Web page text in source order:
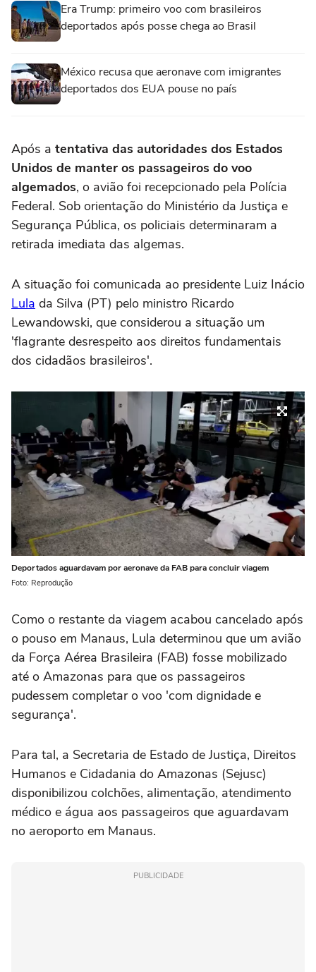
Era Trump: primeiro voo com brasileiros
deportados após posse chega ao Brasil
México recusa que aeronave com imigrantes
deportados dos EUA pouse no país
Após a tentativa das autoridades dos Estados
Unidos de manter os passageiros do voo
algemados, o avião foi recepcionado pela Polícia
Federal. Sob orientação do Ministério da Justiça e
Segurança Pública, os policiais determinaram a
retirada imediata das algemas.
A situação foi comunicada ao presidente Luiz Inácio
Lula da Silva (PT) pelo ministro Ricardo
Lewandowski, que considerou a situação um
'flagrante desrespeito aos direitos fundamentais
dos cidadãos brasileiros'.
Deportados aguardavam por aeronave da FAB para concluir viagem
Foto: Reprodução
Como o restante da viagem acabou cancelado após
o pouso em Manaus, Lula determinou que um avião
da Força Aérea Brasileira (FAB) fosse mobilizado
até o Amazonas para que os passageiros
pudessem completar o voo 'com dignidade e
segurança'.
Para tal, a Secretaria de Estado de Justiça, Direitos
Humanos e Cidadania do Amazonas (Sejusc)
disponibilizou colchões, alimentação, atendimento
médico e água aos passageiros que aguardavam
no aeroporto em Manaus.
PUBLICIDADE